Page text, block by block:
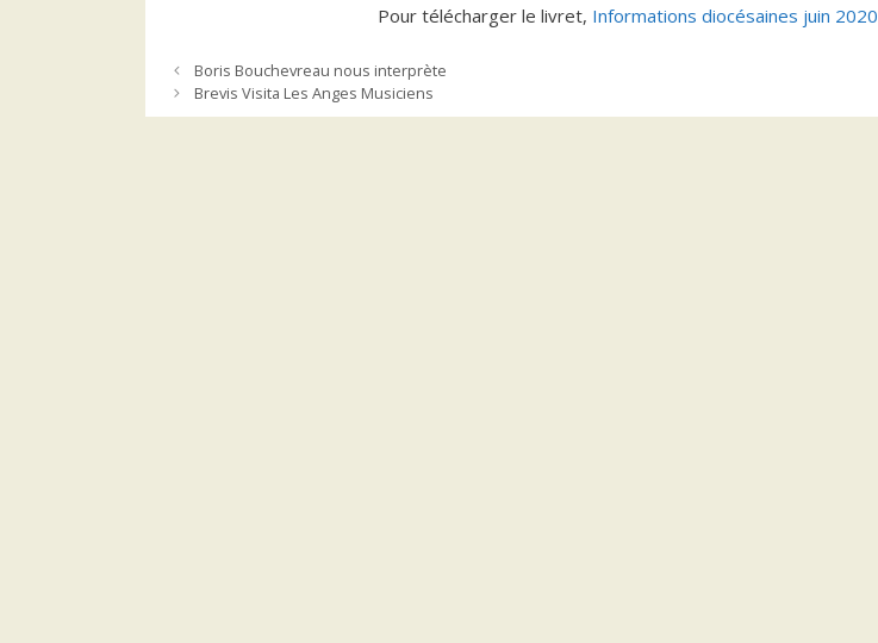
Pour télécharger le livret, Informations diocésaines juin 2020
Boris Bouchevreau nous interprète
Brevis Visita Les Anges Musiciens